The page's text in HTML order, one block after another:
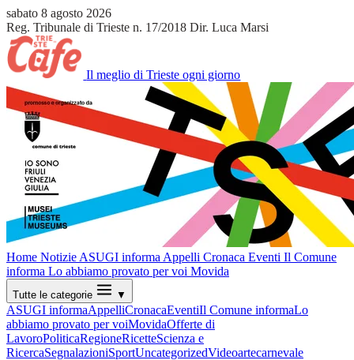
sabato 8 agosto 2026
Reg. Tribunale di Trieste n. 17/2018 Dir. Luca Marsi
Il meglio di Trieste ogni giorno
Home Notizie ASUGI informa Appelli Cronaca Eventi Il Comune
informa Lo abbiamo provato per voi Movida
Tutte le categorie ▼
ASUGI informaAppelliCronacaEventiIl Comune informaLo
abbiamo provato per voiMovidaOfferte di
LavoroPoliticaRegioneRicetteScienza e
RicercaSegnalazioniSportUncategorizedVideoartecarnevale